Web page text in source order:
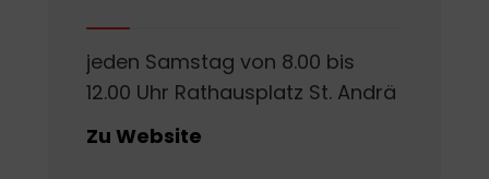
jeden Samstag von 8.00 bis
12.00 Uhr Rathausplatz St. Andrä
Zu Website